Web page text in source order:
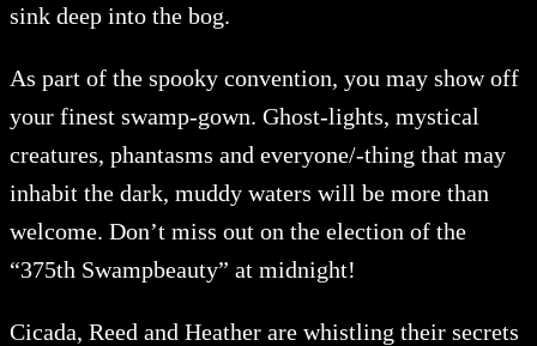
sink deep into the bog.
As part of the spooky convention, you may show off
your finest swamp-gown. Ghost-lights, mystical
creatures, phantasms and everyone/-thing that may
inhabit the dark, muddy waters will be more than
welcome. Don’t miss out on the election of the
“375th Swampbeauty” at midnight!
Cicada, Reed and Heather are whistling their secrets